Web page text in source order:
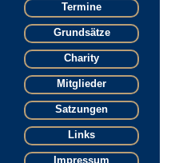
Termine
Grundsätze
Charity
Mitglieder
Satzungen
Links
Impressum